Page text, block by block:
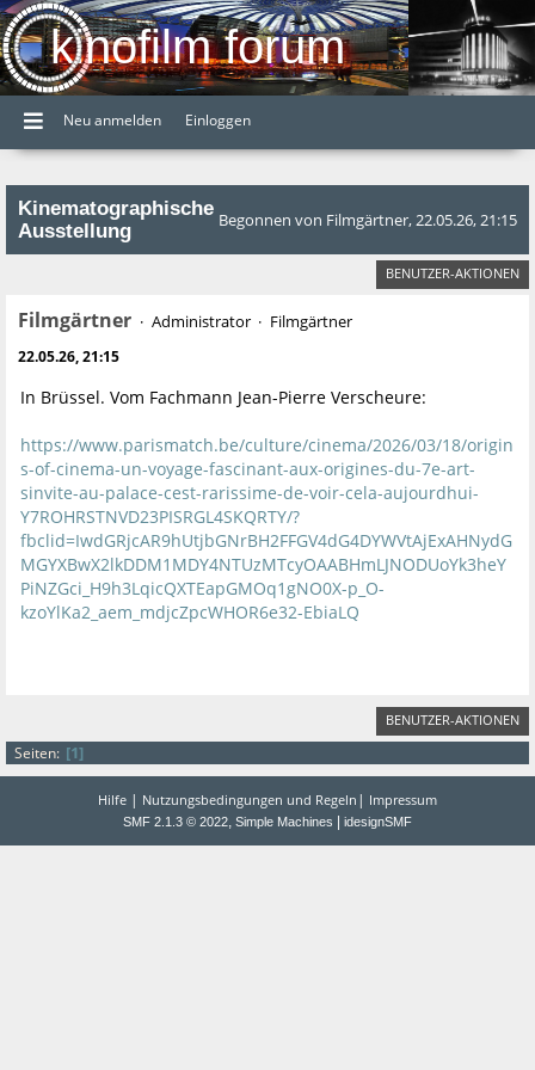
kinofilm forum
Neu anmelden Einloggen
Kinematographische
Ausstellung
Begonnen von Filmgärtner, 22.05.26, 21:15
BENUTZER-AKTIONEN
Filmgärtner Administrator Filmgärtner
22.05.26, 21:15
In Brüssel. Vom Fachmann Jean-Pierre Verscheure:
https://www.parismatch.be/culture/cinema/2026/03/18/origin
s-of-cinema-un-voyage-fascinant-aux-origines-du-7e-art-
sinvite-au-palace-cest-rarissime-de-voir-cela-aujourdhui-
Y7ROHRSTNVD23PISRGL4SKQRTY/?
fbclid=IwdGRjcAR9hUtjbGNrBH2FFGV4dG4DYWVtAjExAHNydG
MGYXBwX2lkDDM1MDY4NTUzMTcyOAABHmLJNODUoYk3heY
PiNZGci_H9h3LqicQXTEapGMOq1gNO0X-p_O-
kzoYlKa2_aem_mdjcZpcWHOR6e32-EbiaLQ
BENUTZER-AKTIONEN
Seiten 1
Hilfe | Nutzungsbedingungen und Regeln | Impressum
SMF 2.1.3 © 2022, Simple Machines idesignSMF